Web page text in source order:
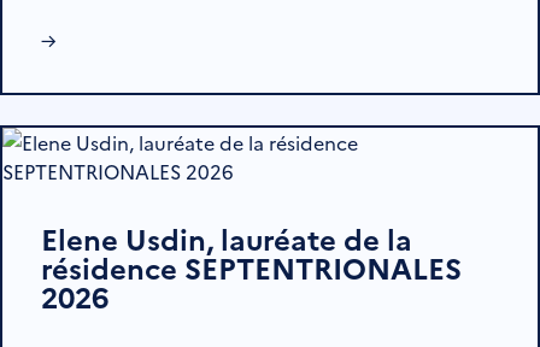
→
Elene Usdin, lauréate de la
résidence SEPTENTRIONALES
2026